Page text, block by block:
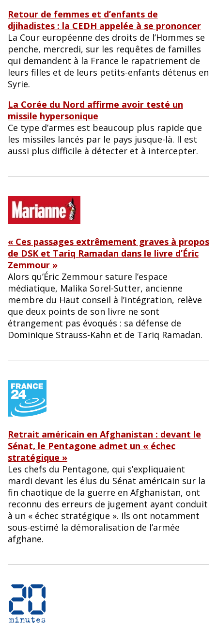
Retour de femmes et d’enfants de
djihadistes : la CEDH appelée à se prononcer
La Cour européenne des droits de l’Hommes se
penche, mercredi, sur les requêtes de familles
qui demandent à la France le rapatriement de
leurs filles et de leurs petits-enfants détenus en
Syrie.
La Corée du Nord affirme avoir testé un
missile hypersonique
Ce type d’armes est beaucoup plus rapide que
les missiles lancés par le pays jusque-là. Il est
aussi plus difficile à détecter et à intercepter.
« Ces passages extrêmement graves à propos
de DSK et Tariq Ramadan dans le livre d’Éric
Zemmour »
Alors qu’Éric Zemmour sature l’espace
médiatique, Malika Sorel-Sutter, ancienne
membre du Haut conseil à l’intégration, relève
que deux points de son livre ne sont
étrangement pas évoqués : sa défense de
Dominique Strauss-Kahn et de Tariq Ramadan.
Retrait américain en Afghanistan : devant le
Sénat, le Pentagone admet un « échec
stratégique »
Les chefs du Pentagone, qui s’expliquaient
mardi devant les élus du Sénat américain sur la
fin chaotique de la guerre en Afghanistan, ont
reconnu des erreurs de jugement ayant conduit
à un « échec stratégique ». Ils ont notamment
sous-estimé la démoralisation de l’armée
afghane.